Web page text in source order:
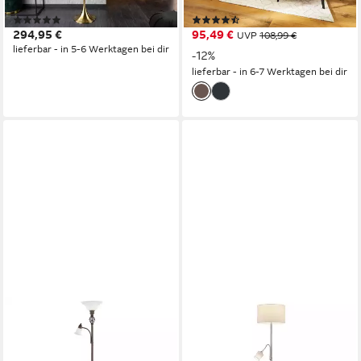
Wohnzimmer · Barock
(13)
294,95 €
lieferbar - in 5-6 Werktagen bei dir
Schirm
(206)
95,49 € UVP 108,99 €
-12%
lieferbar - in 6-7 Werktagen bei dir